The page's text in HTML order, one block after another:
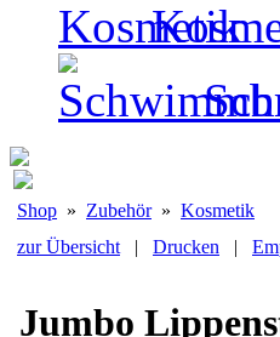
Shop » Zubehör» Kosmetik
zur Übersicht | Drucken |
Jumbo